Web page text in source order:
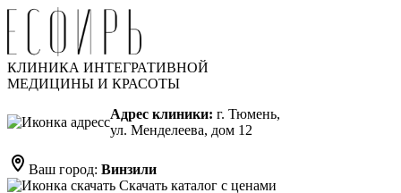
КЛИНИКА ИНТЕГРАТИВНОЙ
МЕДИЦИНЫ И КРАСОТЫ
Адрес клиники: г. Тюмень,
ул. Менделеева, дом 12
Ваш город: Винзили
Скачать каталог с ценами